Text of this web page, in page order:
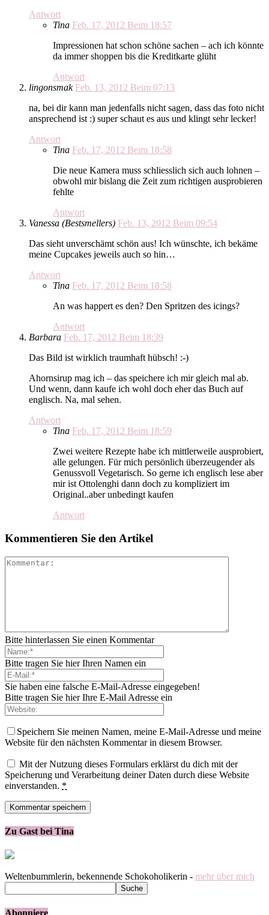
Antwort
Tina Feb. 17, 2012 Beim 18:57
Impressionen hat schon schöne sachen – ach ich könnte
da immer shoppen bis die Kreditkarte glüht
Antwort
lingonsmak Feb. 13, 2012 Beim 07:13
na, bei dir kann man jedenfalls nicht sagen, dass das foto nicht
ansprechend ist :) super schaut es aus und klingt sehr lecker!
Antwort
Tina Feb. 17, 2012 Beim 18:58
Die neue Kamera muss schliesslich sich auch lohnen –
obwohl mir bislang die Zeit zum richtigen ausprobieren
fehlte
Antwort
Vanessa (Bestsmellers) Feb. 13, 2012 Beim 09:54
Das sieht unverschämt schön aus! Ich wünschte, ich bekäme
meine Cupcakes jeweils auch so hin…
Antwort
Tina Feb. 17, 2012 Beim 18:58
An was happert es den? Den Spritzen des icings?
Antwort
Barbara Feb. 17, 2012 Beim 18:39
Das Bild ist wirklich traumhaft hübsch! :-)
Ahornsirup mag ich – das speichere ich mir gleich mal ab.
Und wenn, dann kaufe ich wohl doch eher das Buch auf
englisch. Na, mal sehen.
Antwort
Tina Feb. 17, 2012 Beim 18:59
Zwei weitere Rezepte habe ich mittlerweile ausprobiert,
alle gelungen. Für mich persönlich überzeugender als
Genussvoll Vegetarisch. So gerne ich englisch lese aber
mir ist Ottolenghi dann doch zu kompliziert im
Original..aber unbedingt kaufen
Antwort
Kommentieren Sie den Artikel
Bitte hinterlassen Sie einen Kommentar
Bitte tragen Sie hier Ihren Namen ein
Sie haben eine falsche E-Mail-Adresse eingegeben!
Bitte tragen Sie hier Ihre E-Mail Adresse ein
Speichern Sie meinen Namen, meine E-Mail-Adresse und meine
Website für den nächsten Kommentar in diesem Browser.
Mit der Nutzung dieses Formulars erklärst du dich mit der
Speicherung und Verarbeitung deiner Daten durch diese Website
einverstanden. *
Zu Gast bei Tina
Weltenbummlerin, bekennende Schokoholikerin - mehr über mich
Abonniere